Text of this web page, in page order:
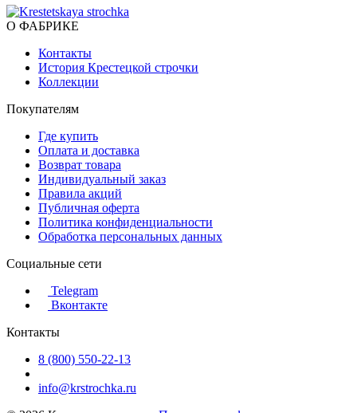
О ФАБРИКЕ
Контакты
История Крестецкой строчки
Коллекции
Покупателям
Где купить
Оплата и доставка
Возврат товара
Индивидуальный заказ
Правила акций
Публичная оферта
Политика конфиденциальности
Обработка персональных данных
Социальные сети
Telegram
Вконтакте
Контакты
8 (800) 550-22-13
info@krstrochka.ru